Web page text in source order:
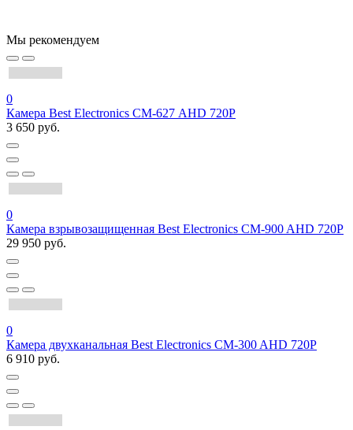
Мы рекомендуем
0
Камера Best Electronics СМ-627 AHD 720P
3 650 руб.
0
Камера взрывозащищенная Best Electronics CM-900 AHD 720P
29 950 руб.
0
Камера двухканальная Best Electronics CM-300 AHD 720P
6 910 руб.